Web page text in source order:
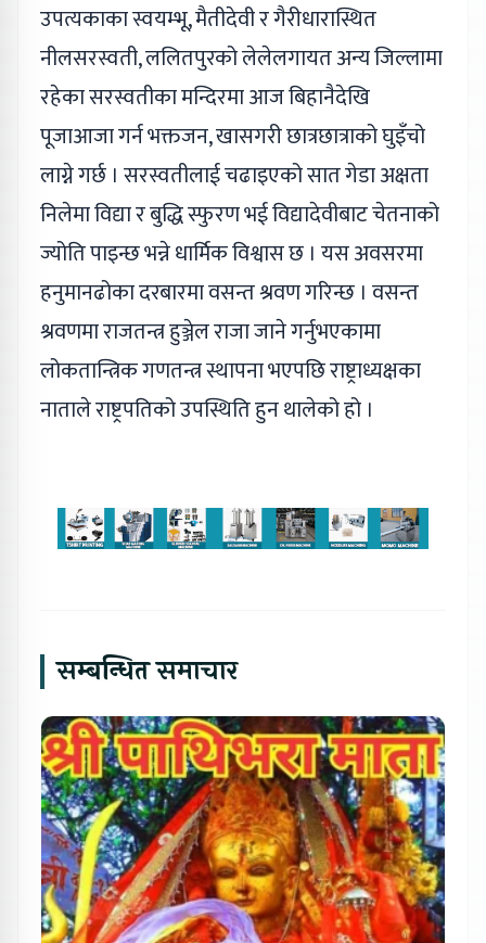
उपत्यकाका स्वयम्भू, मैतीदेवी र गैरीधारास्थित
नीलसरस्वती, ललितपुरको लेलेलगायत अन्य जिल्लामा
रहेका सरस्वतीका मन्दिरमा आज बिहानैदेखि
पूजाआजा गर्न भक्तजन, खासगरी छात्रछात्राको घुइँचो
लाग्ने गर्छ । सरस्वतीलाई चढाइएको सात गेडा अक्षता
निलेमा विद्या र बुद्धि स्फुरण भई विद्यादेवीबाट चेतनाको
ज्योति पाइन्छ भन्ने धार्मिक विश्वास छ । यस अवसरमा
हनुमानढोका दरबारमा वसन्त श्रवण गरिन्छ । वसन्त
श्रवणमा राजतन्त्र हुञ्जेल राजा जाने गर्नुभएकामा
लोकतान्त्रिक गणतन्त्र स्थापना भएपछि राष्ट्राध्यक्षका
नाताले राष्ट्रपतिको उपस्थिति हुन थालेको हो ।
सम्बन्धित समाचार